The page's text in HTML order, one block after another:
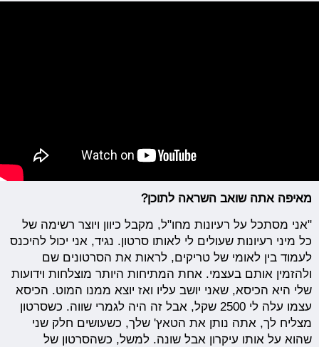
מאיפה אתה שואב השראה לתוכן?
"אני מסתכל על רעיונות מחו"ל, מקבל כיוון ויוצר רשימה של
כל מיני רעיונות שעולים לי לאותו סרטון. נגיד, אני יכול להיכנס
לעמוד בין לאומי של טריקים, לראות את הסרטונים שם
ולהזמין אותם בעצמי. אחת המתיחות היותר מוצלחות וידועות
שלי היא הכיסא, שאני יושב עליו ואז יוצא ממנו המוט. הכיסא
עצמו עלה לי 2500 שקל, אבל זה היה לגמרי שווה. כשסרטון
מצליח לך, אתה נותן את הטאץ' שלך, כשעושים חלק שני
שהוא על אותו עיקרון אבל שונה. למשל, כשהסרטון של